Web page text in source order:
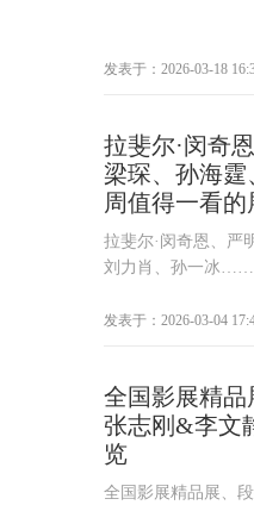
发表于：2026-03-18
拉斐尔·闵奇
梁琛、孙海
周值得一看的
拉斐尔·闵奇恩、严
刘力肖、孙一冰
发表于：2026-03-04
全国影展精品
张志刚&李
览
全国影展精品展、